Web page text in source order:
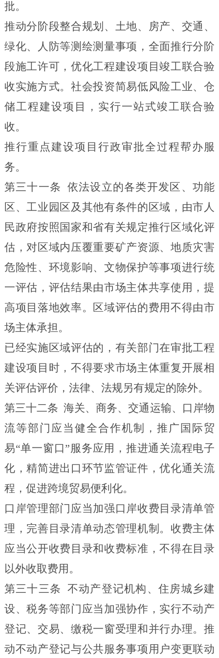
批。
推动分阶段整合规划、土地、房产、交通、
绿化、人防等测绘测量事项，全面推行分阶
段施工许可，优化工程建设项目竣工联合验
收实施方式。社会投资简易低风险工业、仓
储工程建设项目，实行一站式竣工联合验
收。
推行重点建设项目行政审批全过程帮办服
务。
第三十一条
依法设立的各类开发区、功能
区、工业园区及其他有条件的区域，由市人
民政府按照国家和省有关规定推行区域化评
估，对区域内压覆重要矿产资源、地质灾害
危险性、环境影响、文物保护等事项进行统
一评估，评估结果由市场主体共享使用，提
高项目落地效率。区域评估的费用不得由市
场主体承担。
已经实施区域评估的，有关部门在审批工程
建设项目时，不得要求市场主体重复开展相
关评估评价，法律、法规另有规定的除外。
第三十二条 海关、商务、交通运输、口岸物
流等部门应当健全合作机制，推广国际贸
易“单一窗口”服务应用，推进通关流程电子
化，精简进出口环节监管证件，优化通关流
程，促进跨境贸易便利化。
口岸管理部门应当加强口岸收费目录清单管
理，完善目录清单动态管理机制。收费主体
应当公开收费目录和收费标准，不得在目录
以外收取费用。
第三十三条
不动产登记机构、住房城乡建
设、税务等部门应当加强协作，实行不动产
登记、交易、缴税一窗受理和并行办理。推
动不动产登记与公共服务事项用户变更联动